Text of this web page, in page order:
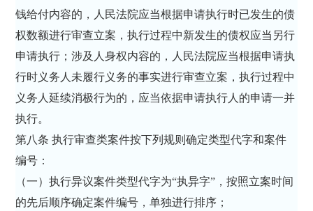
钱给付内容的，人民法院应当根据申请执行时已发生的债
权数额进行审查立案，执行过程中新发生的债权应当另行
申请执行；涉及人身权内容的，人民法院应当根据申请执
行时义务人未履行义务的事实进行审查立案，执行过程中
义务人延续消极行为的，应当依据申请执行人的申请一并
执行。
第八条 执行审查类案件按下列规则确定类型代字和案件
编号：
（一）执行异议案件类型代字为“执异字”，按照立案时间
的先后顺序确定案件编号，单独进行排序；